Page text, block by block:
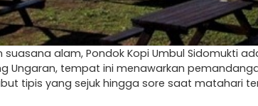
suasana alam, Pondok Kopi Umbul Sidomukti
Ungaran, tempat ini menawarkan
tipis yang sejuk hingga sore saat matahari